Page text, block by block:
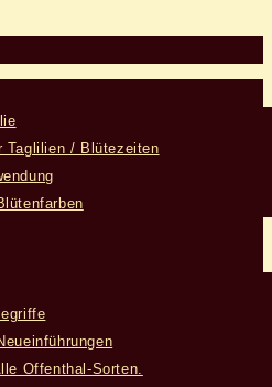
Taglilien / Blütezeiten
Offenthal-Sorten.